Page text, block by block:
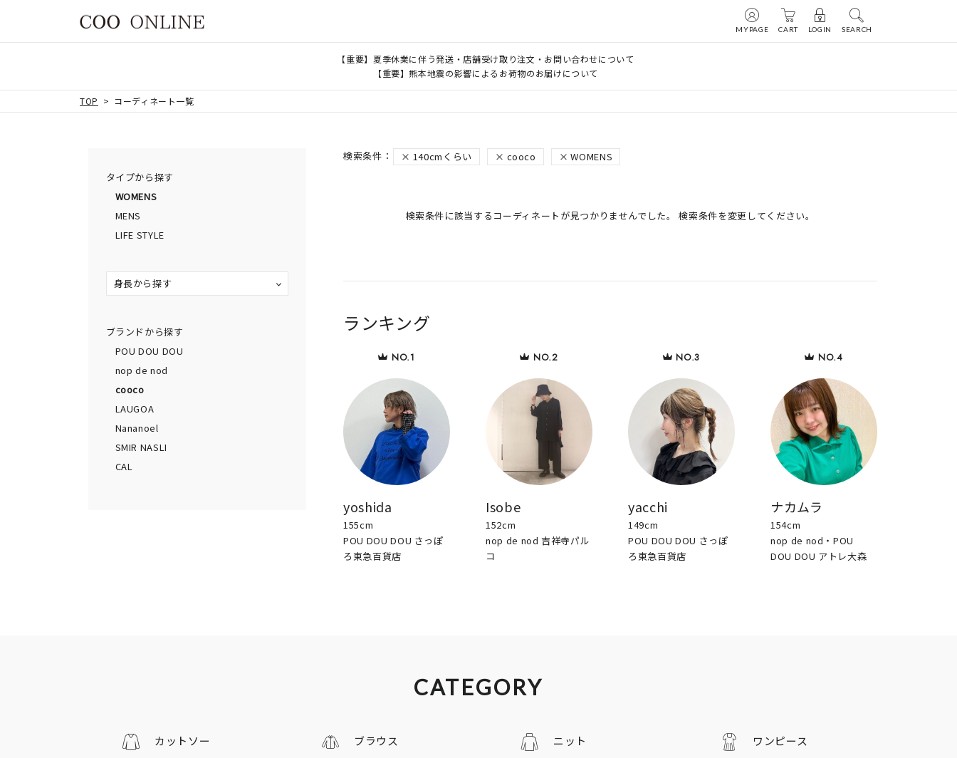
MYPAGE CART LOGIN SEARCH
【重要】夏季休業に伴う発送・店舗受け取り注文・お問い合わせについて
【重要】熊本地震の影響によるお荷物のお届けについて
TOP コーディネート一覧
タイプから探す
WOMENS
MENS
LIFE STYLE
身長から探す
ブランドから探す
POU DOU DOU
nop de nod
cooco
LAUGOA
Nananoel
SMIR NASLI
CAL
140cmくらい cooco WOMENS
検索条件に該当するコーディネートが見つかりませんでした。 検索条件を変更してください。
ランキング
yoshida
155cm
POU DOU DOU さっぽ
ろ東急百貨店
Isobe
152cm
nop de nod 吉祥寺パル
コ
yacchi
149cm
POU DOU DOU さっぽ
ろ東急百貨店
ナカムラ
154cm
nop de nod・POU
DOU DOU アトレ大森
CATEGORY
カットソー ブラウス ニット ワンピース